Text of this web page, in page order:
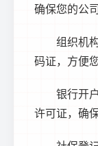
确保您的公
组织机
码证，方便
银行开
许可证，确